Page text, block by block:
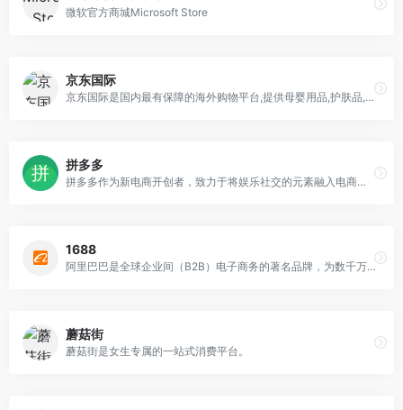
微软官方商城Microsoft Store
京东国际
京东国际是国内最有保障的海外购物平台,提供母婴用品,护肤品,彩妆,钟表首饰,数码电器等全球优质商品,全球直供,售后无忧,来京东国际,开启您的海外购物之旅吧。
拼多多
拼多多作为新电商开创者，致力于将娱乐社交的元素融入电商运营中，通过“社交+电商”的模式，让更多的用户带着乐趣分享实惠，享受全新的共享式购物体验。
1688
阿里巴巴是全球企业间（B2B）电子商务的著名品牌，为数千万网商提供海量商机信息和便捷安全的在线交易市场，也是商人们以商会友、真实互动的社区平台。
蘑菇街
蘑菇街是女生专属的一站式消费平台。